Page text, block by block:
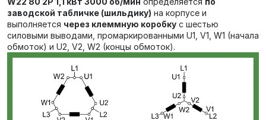
заводской табличке (шильдику) на корпусе и
выполняется через клеммную коробку с шестью
силовыми выводами, промаркированными U1, V1, W1 (начала
обмоток) и U2, V2, W2 (концы обмоток).